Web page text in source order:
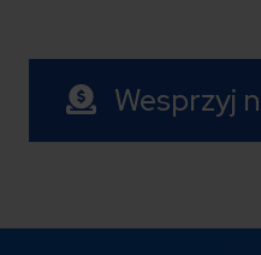
Wesprzyj